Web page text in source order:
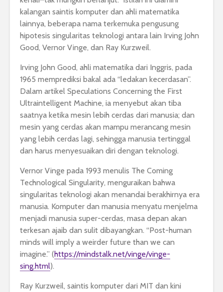
kalangan saintis komputer dan ahli matematika
lainnya, beberapa nama terkemuka pengusung
hipotesis singularitas teknologi antara lain Irving John
Good, Vernor Vinge, dan Ray Kurzweil.
Irving John Good, ahli matematika dari Inggris, pada
1965 memprediksi bakal ada “ledakan kecerdasan”.
Dalam artikel Speculations Concerning the First
Ultraintelligent Machine, ia menyebut akan tiba
saatnya ketika mesin lebih cerdas dari manusia; dan
mesin yang cerdas akan mampu merancang mesin
yang lebih cerdas lagi, sehingga manusia tertinggal
dan harus menyesuaikan diri dengan teknologi.
Vernor Vinge pada 1993 menulis The Coming
Technological Singularity, menguraikan bahwa
singularitas teknologi akan menandai berakhirnya era
manusia. Komputer dan manusia menyatu menjelma
menjadi manusia super-cerdas, masa depan akan
terkesan ajaib dan sulit dibayangkan. “Post-human
minds will imply a weirder future than we can
imagine.” (https://mindstalk.net/vinge/vinge-
sing.html).
Ray Kurzweil, saintis komputer dari MIT dan kini